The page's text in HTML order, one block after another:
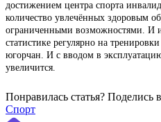
достижением центра спорта
количество увлечённых здоровым
ограниченными возможностями. И
статистике регулярно на
югорчан. И с вводом в
увеличится.
Понравилась статья? Поделиcь
Спорт